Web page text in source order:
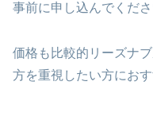
事前に申し込んでくださ
価格も比較的リーズナ
方を重視したい方におす